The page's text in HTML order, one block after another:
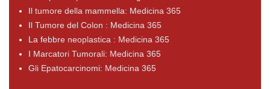
Il tumore della mammella: Medicina 365
Il Tumore del Colon : Medicina 365
La febbre neoplastica : Medicina 365
I Marcatori Tumorali: Medicina 365
Gli Epatocarcinomi: Medicina 365